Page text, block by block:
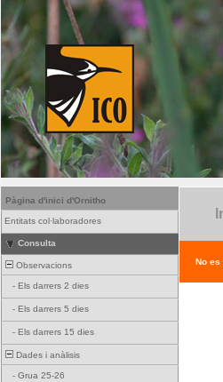
Pàgina d'inici d'Ornitho
Entitats col·laboradores
Consulta
Observacions
- Els darrers 2 dies
- Els darrers 5 dies
- Els darrers 15 dies
Dades i anàlisis
- Grua 25-26
No